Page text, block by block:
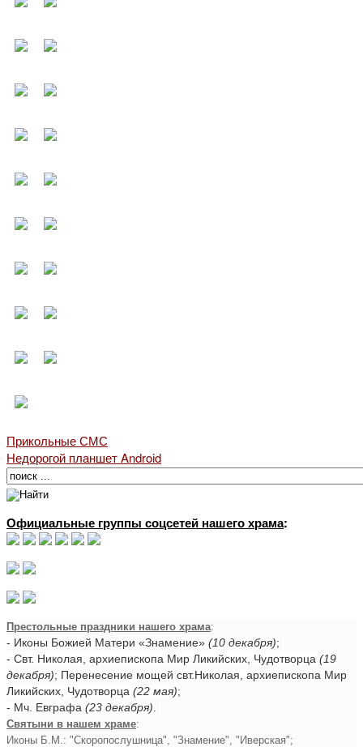
Прикольные СМС
Недорогой планшет Android
Официальные группы соцсетей нашего храма:
Престольные праздники нашего храма:
- Иконы Божией Матери «Знамение» (10 декабря);
- Свт. Николая, архиепископа Мир Ликийских, Чудотворца (19
декабря); Перенесение мощей свт.Николая, архиепископа Мир
Ликийских, Чудотворца (22 мая);
- Мч. Евграфа (23 декабря)
Святыни в нашем храме:
Иконы Б.М.: "Скоропослушница", "Знамение", "Иверская";